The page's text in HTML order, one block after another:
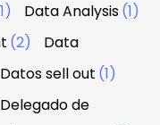
Data Analysis(1)
(2)
Data
Datos sell out (1)
Delegado de